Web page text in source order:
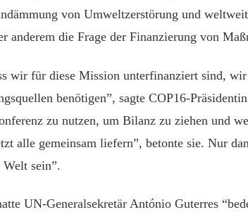
von Umweltzerstörung und
anderem die Frage der Finanzierung von
wir für diese Mission unterfinanziert sind,
benötigen”, sagte COP16-
zu nutzen, um Bilanz zu ziehen und
alle gemeinsam liefern”, betonte sie. Nur
sein”.
UN-Generalsekretär António Guterres